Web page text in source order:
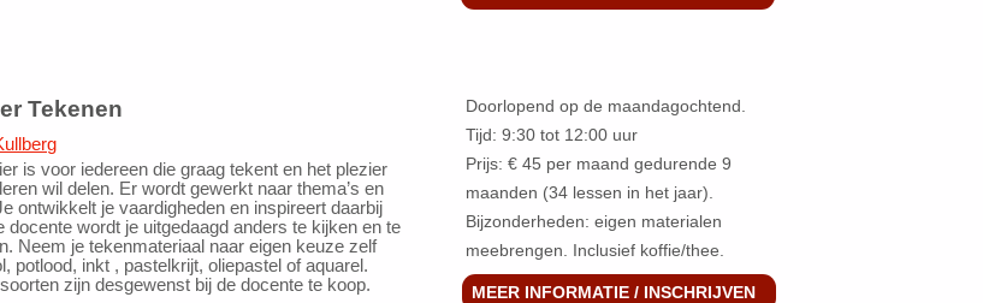
Tekenen
is voor iedereen die graag tekent en het plezier
wil delen. Er wordt gewerkt naar thema’s en
ontwikkelt je vaardigheden en inspireert daarbij
docente wordt je uitgedaagd anders te kijken en te
Neem je tekenmateriaal naar eigen keuze zelf
potlood, inkt , pastelkrijt, oliepastel of aquarel.
zijn desgewenst bij de docente te koop.
Doorlopend op de maandagochtend.
Tijd: 9:30 tot 12:00 uur
Prijs: € 45 per maand gedurende 9
maanden (34 lessen in het jaar).
Bijzonderheden: eigen materialen
meebrengen. Inclusief koffie/thee.
MEER INFORMATIE / INSCHRIJVEN